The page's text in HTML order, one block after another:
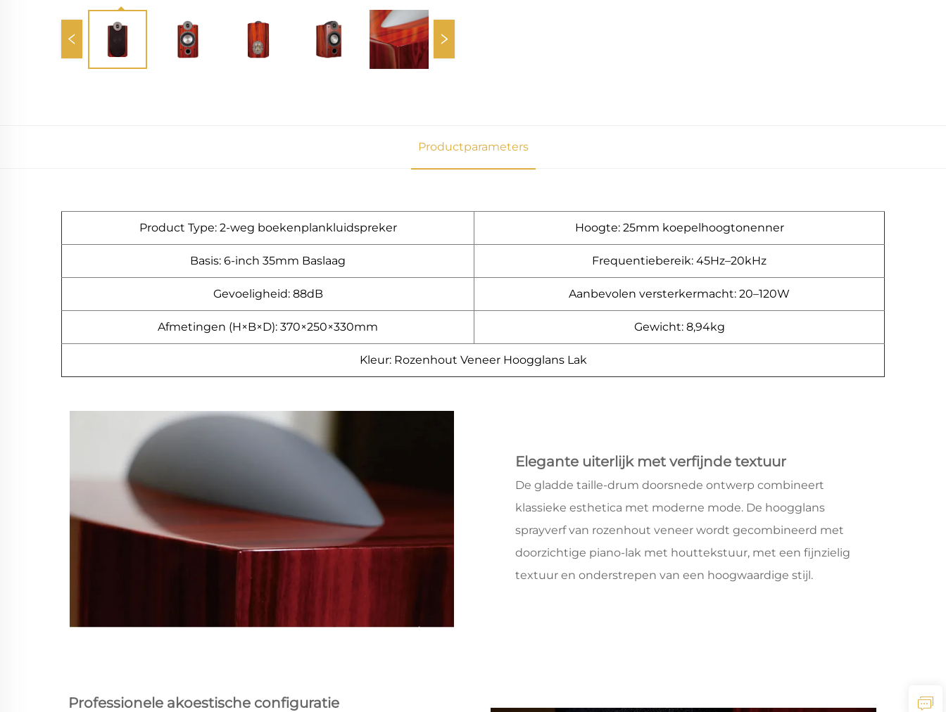
Productparameters
Product Type: 2-weg boekenplankluidspreker Hoogte: 25mm koepelhoogtonenner
Basis: 6-inch 35mm Baslaag Frequentiebereik: 45Hz–20kHz
Gevoeligheid: 88dB Aanbevolen versterkermacht: 20–120W
Afmetingen (H×B×D): 370×250×330mm Gewicht: 8,94kg
Kleur: Rozenhout Veneer Hoogglans Lak
Elegante uiterlijk met verfijnde textuur
De gladde taille-drum doorsnede ontwerp combineert
klassieke esthetica met moderne mode. De hoogglans
sprayverf van rozenhout veneer wordt gecombineerd met
doorzichtige piano-lak met houttekstuur, met een fijnzielig
textuur en onderstrepen van een hoogwaardige stijl.
Professionele akoestische configuratie